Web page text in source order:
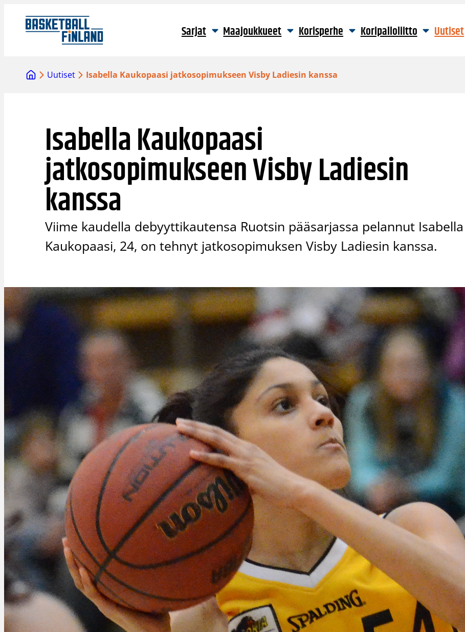
sisältöön
Sarjat Maajoukkueet Korisperhe Koripalloliitto Uutiset
Uutiset Isabella Kaukopaasi jatkosopimukseen Visby Ladiesin kanssa
Isabella Kaukopaasi
jatkosopimukseen Visby Ladiesin
kanssa
Viime kaudella debyyttikautensa Ruotsin pääsarjassa pelannut Isabella
Kaukopaasi, 24, on tehnyt jatkosopimuksen Visby Ladiesin kanssa.